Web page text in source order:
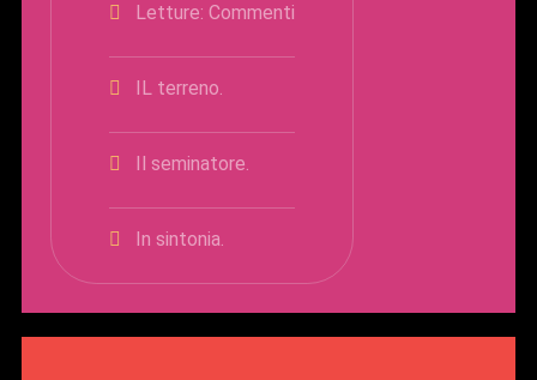
Letture: Commenti
IL terreno.
Il seminatore.
In sintonia.